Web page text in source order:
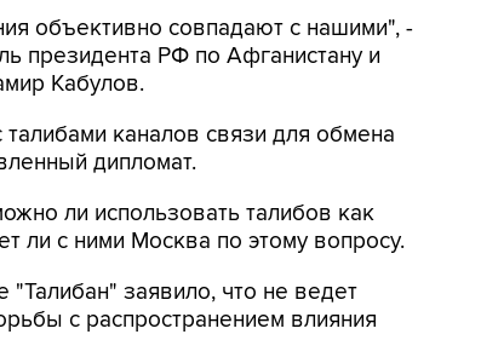
объективно совпадают с нашими", -
президента РФ по Афганистану и
Кабулов.
каналов связи для обмена
дипломат.
ли использовать талибов как
ли с ними Москва по этому вопросу.
заявило, что не ведет
с распространением влияния